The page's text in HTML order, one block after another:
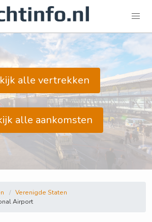
alle vertrekken
alle aankomsten
Verenigde Staten
Airport